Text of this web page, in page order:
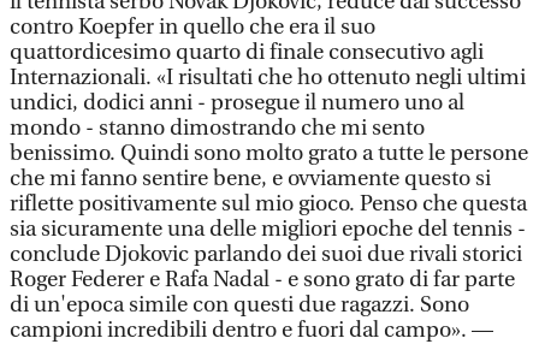
contro Koepfer in quello che era il suo
quattordicesimo quarto di finale consecutivo agli
Internazionali. «I risultati che ho ottenuto negli ultimi
undici, dodici anni - prosegue il numero uno al
mondo - stanno dimostrando che mi sento
benissimo. Quindi sono molto grato a tutte le persone
che mi fanno sentire bene, e ovviamente questo si
riflette positivamente sul mio gioco. Penso che questa
sia sicuramente una delle migliori epoche del tennis -
conclude Djokovic parlando dei suoi due rivali storici
Roger Federer e Rafa Nadal - e sono grato di far parte
di un'epoca simile con questi due ragazzi. Sono
campioni incredibili dentro e fuori dal campo». —